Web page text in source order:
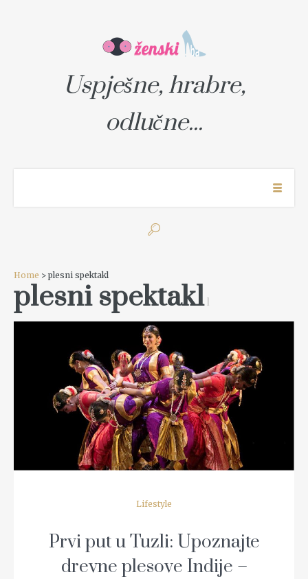
Uspješne, hrabre,
odlučne...
Home > plesni spektakl
plesni spektakl1
READ MORE
Lifestyle
Prvi put u Tuzli: Upoznajte
drevne plesove Indije –